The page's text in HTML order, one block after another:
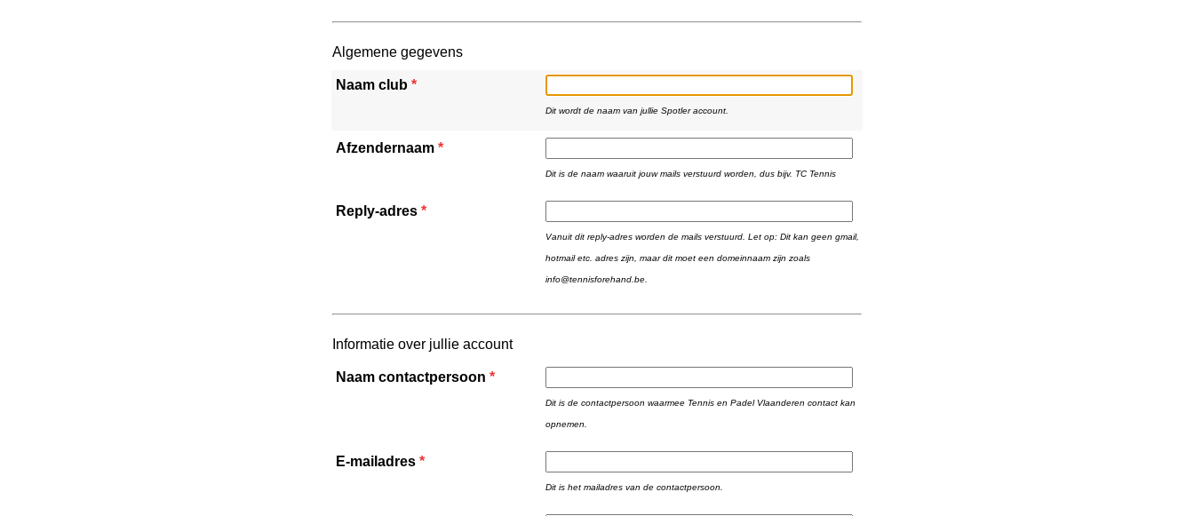
Algemene gegevens
Naam club *
Dit wordt de naam van jullie Spotler account.
Afzendernaam *
Dit is de naam waaruit jouw mails verstuurd worden, dus bijv. TC Tennis
Reply-adres *
Vanuit dit reply-adres worden de mails verstuurd. Let op: Dit kan geen gmail,
hotmail etc. adres zijn, maar dit moet een domeinnaam zijn zoals
info@tennisforehand.be.
Informatie over jullie account
Naam contactpersoon *
Dit is de contactpersoon waarmee Tennis en Padel Vlaanderen contact kan
opnemen.
E-mailadres *
Dit is het mailadres van de contactpersoon.